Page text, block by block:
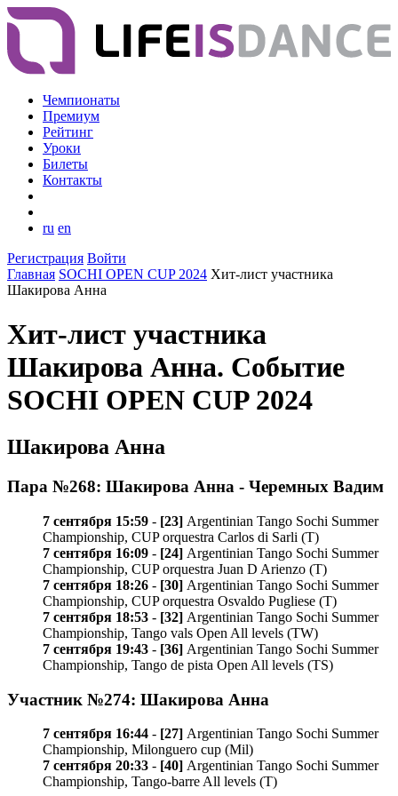
Чемпионаты
Премиум
Рейтинг
Уроки
Билеты
Контакты
ru en
Регистрация Войти
Главная SOCHI OPEN CUP 2024 Хит-лист участника
Шакирова Анна
Хит-лист участника
Шакирова Анна. Событие
SOCHI OPEN CUP 2024
Шакирова Анна
Пара №268: Шакирова Анна - Черемных Вадим
7 сентября 15:59 - [23] Argentinian Tango Sochi Summer
Championship, CUP orquestra Carlos di Sarli (T)
7 сентября 16:09 - [24] Argentinian Tango Sochi Summer
Championship, CUP orquestra Juan D Arienzo (T)
7 сентября 18:26 - [30] Argentinian Tango Sochi Summer
Championship, CUP orquestra Osvaldo Pugliese (T)
7 сентября 18:53 - [32] Argentinian Tango Sochi Summer
Championship, Tango vals Open All levels (TW)
7 сентября 19:43 - [36] Argentinian Tango Sochi Summer
Championship, Tango de pista Open All levels (TS)
Участник №274: Шакирова Анна
7 сентября 16:44 - [27] Argentinian Tango Sochi Summer
Championship, Milonguero cup (Mil)
7 сентября 20:33 - [40] Argentinian Tango Sochi Summer
Championship, Tango-barre All levels (T)